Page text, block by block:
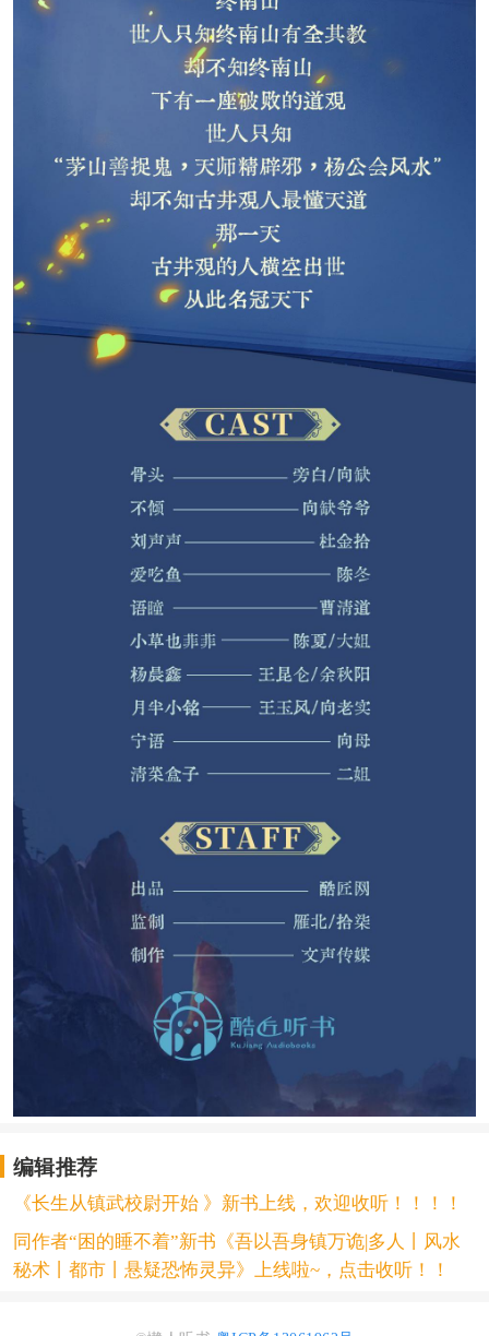
编辑推荐
《长生从镇武校尉开始 》新书上线，欢迎收听！！！！
同作者“困的睡不着”新书《吾以吾身镇万诡|多人丨风水
秘术丨都市丨悬疑恐怖灵异》上线啦~，点击收听！！